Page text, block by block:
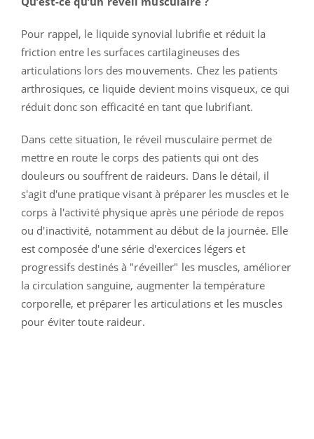
Pour rappel, le liquide synovial lubrifie et réduit la
friction entre les surfaces cartilagineuses des
articulations lors des mouvements. Chez les patients
arthrosiques, ce liquide devient moins visqueux, ce qui
réduit donc son efficacité en tant que lubrifiant.
Dans cette situation, le réveil musculaire permet de
mettre en route le corps des patients qui ont des
douleurs ou souffrent de raideurs. Dans le détail, il
s'agit d'une pratique visant à préparer les muscles et le
corps à l'activité physique après une période de repos
ou d'inactivité, notamment au début de la journée. Elle
est composée d'une série d'exercices légers et
progressifs destinés à "réveiller" les muscles, améliorer
la circulation sanguine, augmenter la température
corporelle, et préparer les articulations et les muscles
pour éviter toute raideur.